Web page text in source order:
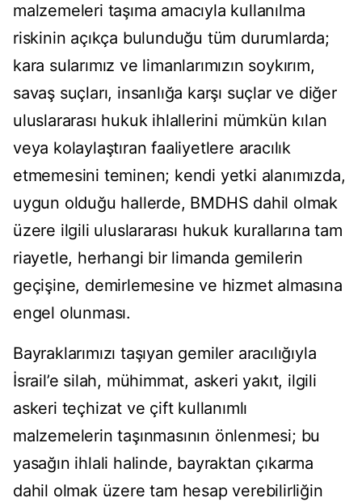
malzemeleri taşıma amacıyla kullanılma
riskinin açıkça bulunduğu tüm durumlarda;
kara sularımız ve limanlarımızın soykırım,
savaş suçları, insanlığa karşı suçlar ve diğer
uluslararası hukuk ihlallerini mümkün kılan
veya kolaylaştıran faaliyetlere aracılık
etmemesini teminen; kendi yetki alanımızda,
uygun olduğu hallerde, BMDHS dahil olmak
üzere ilgili uluslararası hukuk kurallarına tam
riayetle, herhangi bir limanda gemilerin
geçişine, demirlemesine ve hizmet almasına
engel olunması.
Bayraklarımızı taşıyan gemiler aracılığıyla
İsrail’e silah, mühimmat, askeri yakıt, ilgili
askeri teçhizat ve çift kullanımlı
malzemelerin taşınmasının önlenmesi; bu
yasağın ihlali halinde, bayraktan çıkarma
dahil olmak üzere tam hesap verebilirliğin